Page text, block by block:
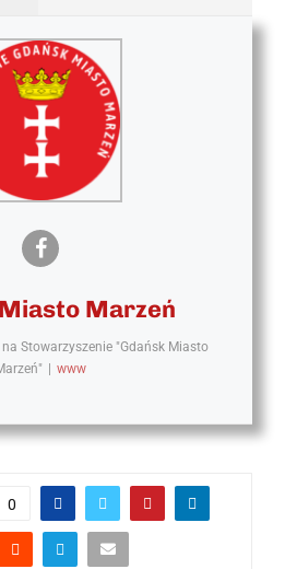
Marzeń
na Stowarzyszenie "Gdańsk Miasto
| www
0